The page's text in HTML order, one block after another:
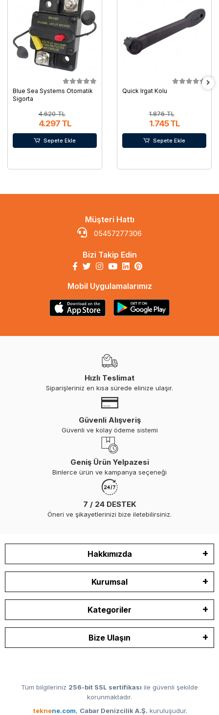
Blue Sea Systems Otomatik
Sigorta
4.620 TL
4.297 TL
Sepete Ekle
Quick Irgat Kolu
1.876 TL
1.745 TL
Sepete Ekle
Müşteri Hattı
05457277306
Bizi Takip Edin
Mobil Uygulamalarımız
Hızlı Teslimat
Siparişleriniz en kısa sürede elinize ulaşır.
Güvenli Alışveriş
Güvenli ve kolay ödeme sistemi
Geniş Ürün Yelpazesi
Binlerce ürün ve kampanya seçeneği
7 / 24 DESTEK
Öneri ve şikayetlerinizi bize iletebilirsiniz.
Hakkımızda
Kurumsal
Kategoriler
Bize Ulaşın
Tüm bilgileriniz 256-bit SSL sertifikası ile güvenli şekilde
korunmaktadır.
teknene.com, Cabar Denizcilik A.Ş. kuruluşudur.